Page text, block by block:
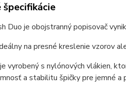
Duo je obojstranný popisovač
na presné kreslenie vzorov
vyrobený s nylónových vlákien,
a stabilitu špičky pre jemné a